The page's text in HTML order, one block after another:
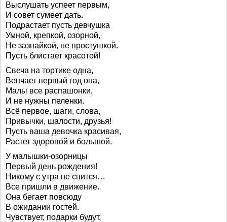
Выслушать успеет первым,
И совет сумеет дать.
Подрастает пусть девчушка
Умной, крепкой, озорной,
Не зазнайкой, не простушкой.
Пусть блистает красотой!
Свеча на тортике одна,
Венчает первый год она,
Малы все распашонки,
И не нужны пеленки.
Всё первое, шаги, слова,
Привычки, шалости, друзья!
Пусть ваша девочка красивая,
Растет здоровой и большой.
У малышки-озорницы
Первый день рождения!
Никому с утра не спится…
Все пришли в движение.
Она бегает повсюду
В ожидании гостей.
Чувствует, подарки будут,